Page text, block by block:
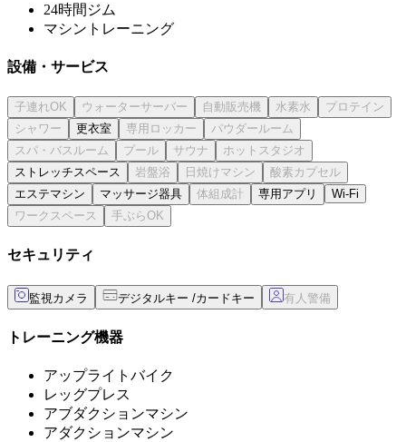
24時間ジム
マシントレーニング
設備・サービス
更衣室
ストレッチスペース
エステマシン
マッサージ器具 専用アプリ Wi-Fi
セキュリティ
監視カメラ デジタルキー /カードキー
トレーニング機器
アップライトバイク
レッグプレス
アブダクションマシン
アダクションマシン